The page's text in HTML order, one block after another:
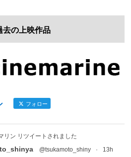
去の上映作品
フォロー
リン リツイートされました
@tsukamoto_shiny · 13h